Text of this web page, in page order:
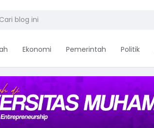
Ekonomi Pemerintah Politik